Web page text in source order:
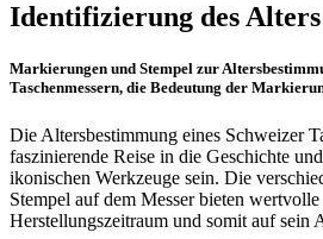
Identifizierung des Alters
Markierungen und Stempel zur
Taschenmessern, die Bedeutung der
Die Altersbestimmung eines Schweizer
faszinierende Reise in die Geschichte
ikonischen Werkzeuge sein. Die
Stempel auf dem Messer bieten
Herstellungszeitraum und somit auf sein